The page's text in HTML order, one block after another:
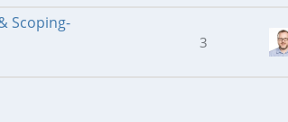
Scoping-
3